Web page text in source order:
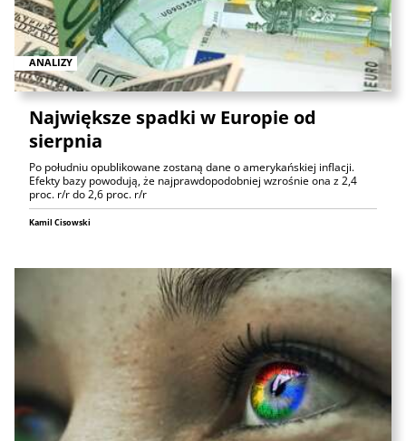
ANALIZY
Największe spadki w Europie od
sierpnia
Po południu opublikowane zostaną dane o amerykańskiej inflacji.
Efekty bazy powodują, że najprawdopodobniej wzrośnie ona z 2,4
proc. r/r do 2,6 proc. r/r
Kamil Cisowski